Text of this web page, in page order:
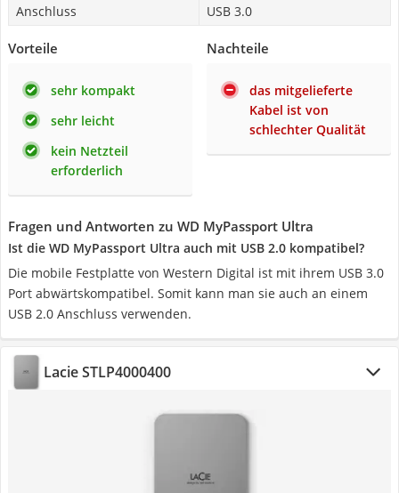
Anschluss
USB 3.0
Vorteile
sehr kompakt
sehr leicht
kein Netzteil
erforderlich
Nachteile
das mitgelieferte
Kabel ist von
schlechter Qualität
Fragen und Antworten zu WD MyPassport Ultra
Ist die WD MyPassport Ultra auch mit USB 2.0 kompatibel?
Die mobile Festplatte von Western Digital ist mit ihrem USB 3.0
Port abwärtskompatibel. Somit kann man sie auch an einem
USB 2.0 Anschluss verwenden.
Lacie STLP4000400